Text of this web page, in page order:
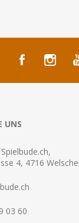
UNS
4, 4716
03 60